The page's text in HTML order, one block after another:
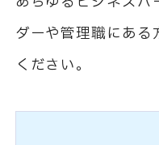
ダーや管理職にある
ください。